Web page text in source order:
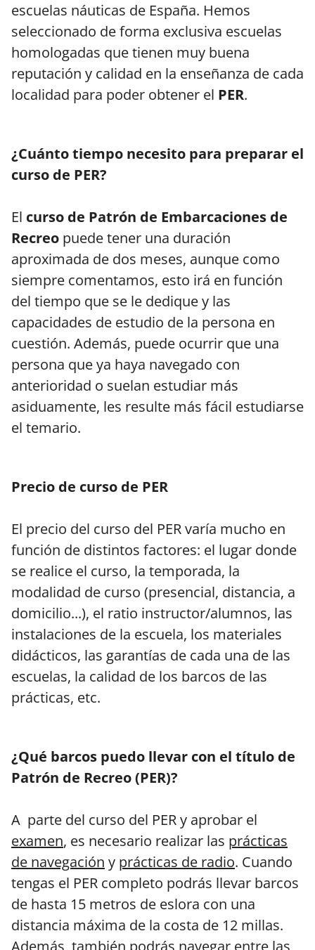
escuelas náuticas de España. Hemos
seleccionado de forma exclusiva escuelas
homologadas que tienen muy buena
reputación y calidad en la enseñanza de cada
localidad para poder obtener el PER.
¿Cuánto tiempo necesito para preparar el
curso de PER?
El curso de Patrón de Embarcaciones de
Recreo puede tener una duración
aproximada de dos meses, aunque como
siempre comentamos, esto irá en función
del tiempo que se le dedique y las
capacidades de estudio de la persona en
cuestión. Además, puede ocurrir que una
persona que ya haya navegado con
anterioridad o suelan estudiar más
asiduamente, les resulte más fácil estudiarse
el temario.
Precio de curso de PER
El precio del curso del PER varía mucho en
función de distintos factores: el lugar donde
se realice el curso, la temporada, la
modalidad de curso (presencial, distancia, a
domicilio...), el ratio instructor/alumnos, las
instalaciones de la escuela, los materiales
didácticos, las garantías de cada una de las
escuelas, la calidad de los barcos de las
prácticas, etc.
¿Qué barcos puedo llevar con el título de
Patrón de Recreo (PER)?
A parte del curso del PER y aprobar el
examen, es necesario realizar las prácticas
de navegación y prácticas de radio. Cuando
tengas el PER completo podrás llevar barcos
de hasta 15 metros de eslora con una
distancia máxima de la costa de 12 millas.
Además, también podrás navegar entre las